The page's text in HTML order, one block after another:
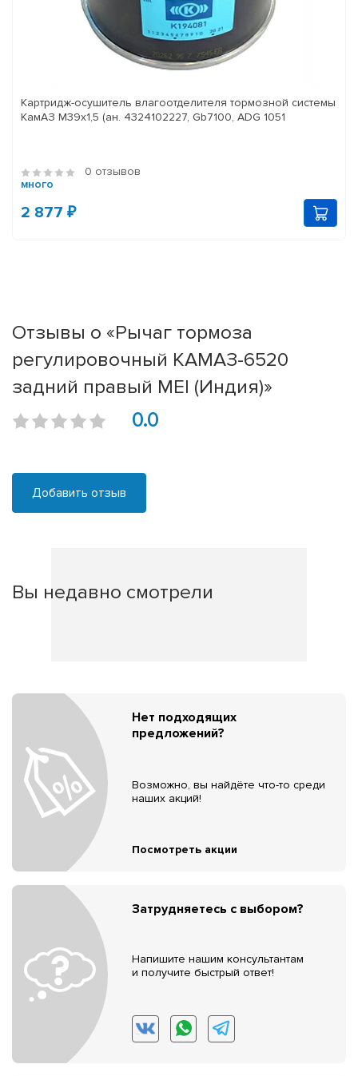
Картридж-осушитель влагоотделителя тормозной системы
КамАЗ M39x1,5 (ан. 4324102227, Gb7100, ADG 1051
0 отзывов
много
2 877 ₽
Отзывы о «Рычаг тормоза
регулировочный КАМАЗ-6520
задний правый MEI (Индия)»
0.0
Добавить отзыв
Вы недавно смотрели
Нет подходящих
предложений?
Возможно, вы найдёте что-то среди
наших акций!
Посмотреть акции
Затрудняетесь с выбором?
Напишите нашим консультантам
и получите быстрый ответ!